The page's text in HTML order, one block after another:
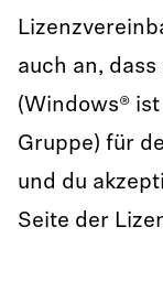
License
.PDF
License
.PDF
auch an,
(Windows®
Gruppe) für
und du
Seite der